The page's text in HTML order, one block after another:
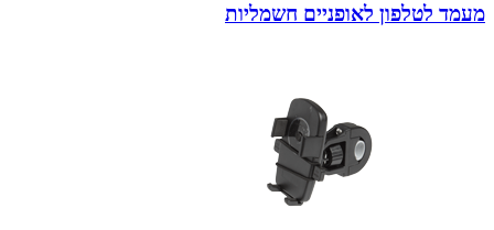
מעמד לטלפון לאופניים חשמליות